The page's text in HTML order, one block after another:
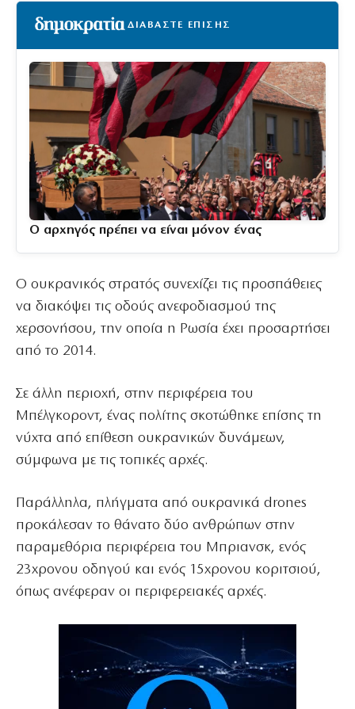
ΔΙΑΒΑΣΤΕ ΕΠΙΣΗΣ
Ο αρχηγός πρέπει να είναι μόνον ένας
Ο ουκρανικός στρατός συνεχίζει τις προσπάθειες
να διακόψει τις οδούς ανεφοδιασμού της
χερσονήσου, την οποία η Ρωσία έχει προσαρτήσει
από το 2014.
Σε άλλη περιοχή, στην περιφέρεια του
Μπέλγκοροντ, ένας πολίτης σκοτώθηκε επίσης τη
νύχτα από επίθεση ουκρανικών δυνάμεων,
σύμφωνα με τις τοπικές αρχές.
Παράλληλα, πλήγματα από ουκρανικά drones
προκάλεσαν το θάνατο δύο ανθρώπων στην
παραμεθόρια περιφέρεια του Μπριανσκ, ενός
23χρονου οδηγού και ενός 15χρονου κοριτσιού,
όπως ανέφεραν οι περιφερειακές αρχές.